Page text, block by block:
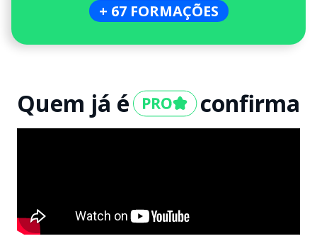
+ 67 FORMAÇÕES
Quem já é confirma